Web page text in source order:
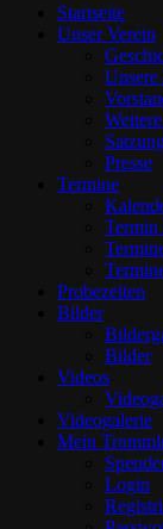
Startseite
Unser Verein
Presse
Termine
Termin
Probezeiten
Bilder
Bilder
Videos
Videogalerie
Mein
Login